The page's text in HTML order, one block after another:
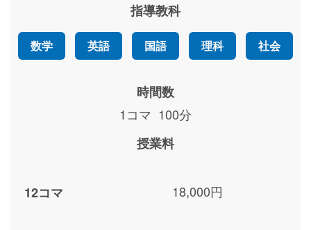
指導教科
数学 英語 国語 理科 社会
時間数
1コマ 100分
授業料
12コマ 18,000円